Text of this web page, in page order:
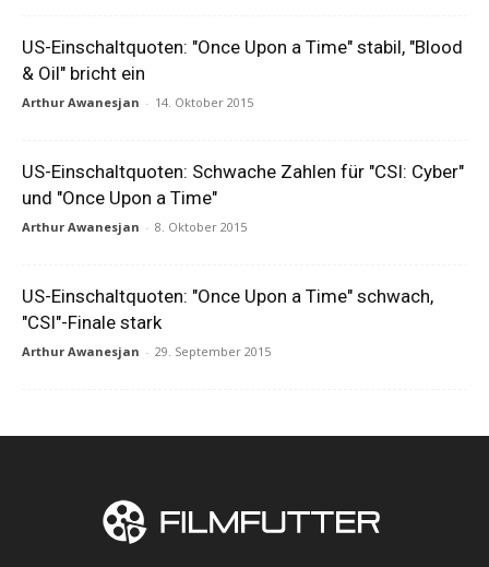
US-Einschaltquoten: "Once Upon a Time" stabil, "Blood
& Oil" bricht ein
Arthur Awanesjan - 14. Oktober 2015
US-Einschaltquoten: Schwache Zahlen für "CSI: Cyber"
und "Once Upon a Time"
Arthur Awanesjan - 8. Oktober 2015
US-Einschaltquoten: "Once Upon a Time" schwach,
"CSI"-Finale stark
Arthur Awanesjan - 29. September 2015